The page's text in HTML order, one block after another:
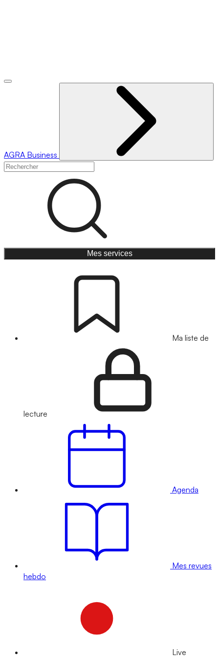
AGRA Business
Mes services
Ma liste de
lecture
Agenda
Mes revues
hebdo
Live